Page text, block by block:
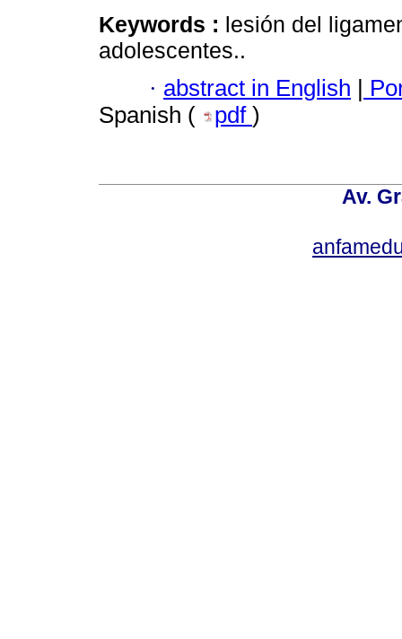
Keywords : lesión del
adolescentes..
· abstract in English
Spanish (
pdf )
Av.